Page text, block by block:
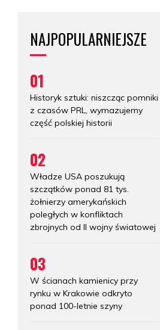
NAJPOPULARNIEJSZE
01
Historyk sztuki: niszcząc pomniki
z czasów PRL, wymazujemy
część polskiej historii
02
Władze USA poszukują
szczątków ponad 81 tys.
żołnierzy amerykańskich
poległych w konfliktach
zbrojnych od II wojny światowej
03
W ścianach kamienicy przy
rynku w Krakowie odkryto
ponad 100-letnie szyny